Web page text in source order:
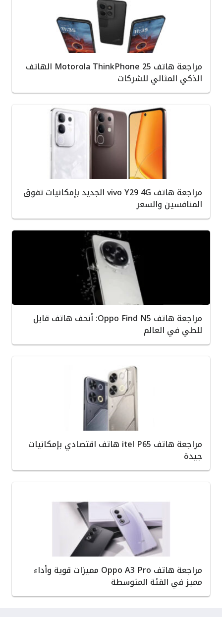
مراجعة هاتف Motorola ThinkPhone 25 الهاتف
الذكي المثالي للشركات
مراجعة هاتف vivo Y29 4G الجديد بإمكانيات تفوق
المنافسين والسعر
مراجعة هاتف Oppo Find N5: أنحف هاتف قابل
للطي في العالم
مراجعة هاتف itel P65 هاتف اقتصادي بإمكانيات
جيدة
مراجعة هاتف Oppo A3 Pro مميزات قوية وأداء
مميز في الفئة المتوسطة